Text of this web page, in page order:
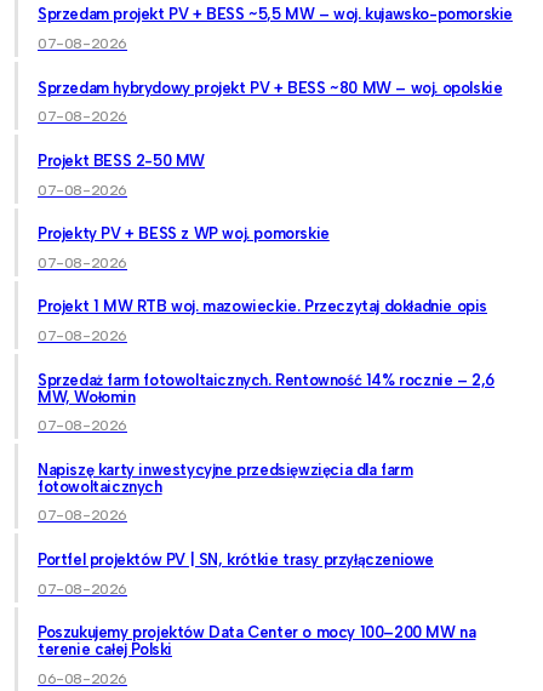
Sprzedam projekt PV + BESS ~5,5 MW – woj. kujawsko-pomorskie
07-08-2026
Sprzedam hybrydowy projekt PV + BESS ~80 MW – woj. opolskie
07-08-2026
Projekt BESS 2-50 MW
07-08-2026
Projekty PV + BESS z WP woj. pomorskie
07-08-2026
Projekt 1 MW RTB woj. mazowieckie. Przeczytaj dokładnie opis
07-08-2026
Sprzedaż farm fotowoltaicznych. Rentowność 14% rocznie – 2,6
MW, Wołomin
07-08-2026
Napiszę karty inwestycyjne przedsięwzięcia dla farm
fotowoltaicznych
07-08-2026
Portfel projektów PV | SN, krótkie trasy przyłączeniowe
07-08-2026
Poszukujemy projektów Data Center o mocy 100–200 MW na
terenie całej Polski
06-08-2026